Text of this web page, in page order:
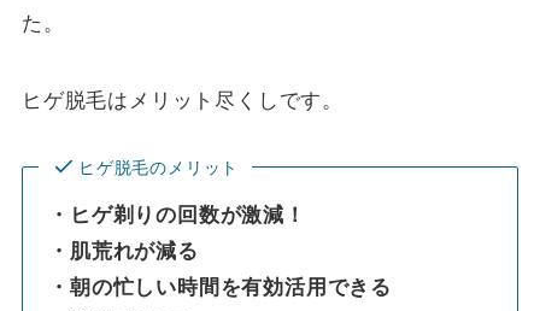
た。
ヒゲ脱毛はメリット尽くしです。
ヒゲ脱毛のメリット
・ヒゲ剃りの回数が激減！
・肌荒れが減る
・朝の忙しい時間を有効活用できる